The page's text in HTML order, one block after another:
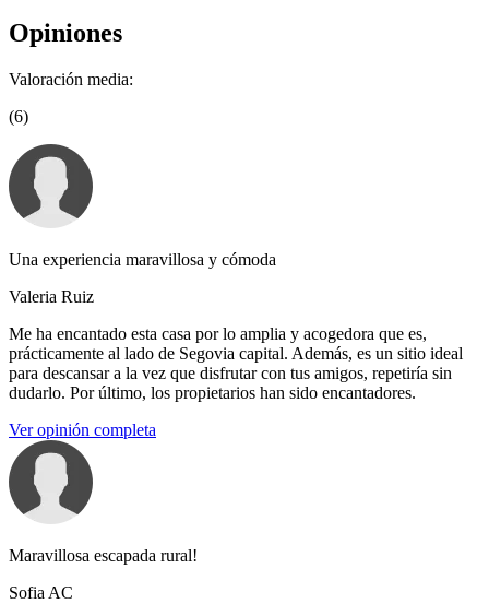
Opiniones
Valoración media:
(6)
Una experiencia maravillosa y cómoda
Valeria Ruiz
Me ha encantado esta casa por lo amplia y acogedora que es,
prácticamente al lado de Segovia capital. Además, es un sitio ideal
para descansar a la vez que disfrutar con tus amigos, repetiría sin
dudarlo. Por último, los propietarios han sido encantadores.
Ver opinión completa
Maravillosa escapada rural!
Sofia AC